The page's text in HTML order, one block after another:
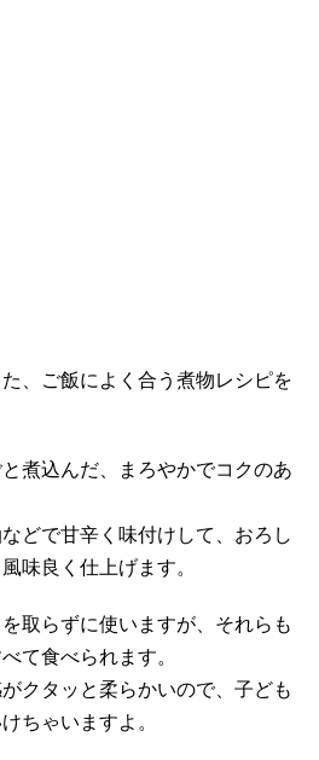
、ご飯によく合う煮物レシピを
煮込んだ、まろやかでコクのあ
どで甘辛く味付けして、おろし
味良く仕上げます。
取らずに使いますが、それらも
て食べられます。
クタッと柔らかいので、子ども
ちゃいますよ。